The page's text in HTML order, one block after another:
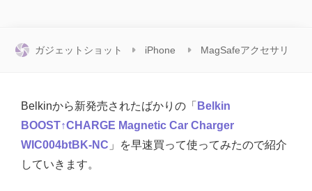
ガジェットショット iPhone MagSafeアクセサリ
Belkinから新発売されたばかりの「 Belkin
BOOST↑CHARGE Magnetic Car Charger
WIC004btBK-NC 」を早速買って使ってみたので紹介
していきます。